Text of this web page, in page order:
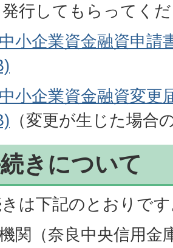
行してもらってく
小企業資金融資申請
小企業資金融資変更
（変更が生じた場合
きについて
は下記のとおりで
関（奈良中央信用金